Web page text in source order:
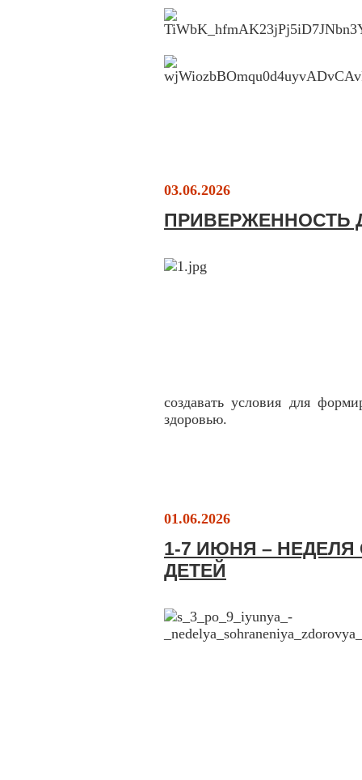
03.06.2026
ПРИВЕРЖЕННОСТЬ
создавать условия для
здоровью.
01.06.2026
1-7 ИЮНЯ –
ДЕТЕЙ